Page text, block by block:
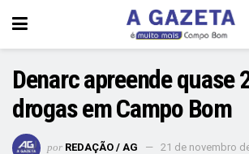
Denarc apreende quase
drogas em Campo Bom
por REDAÇÃO / AG 21 de novembro